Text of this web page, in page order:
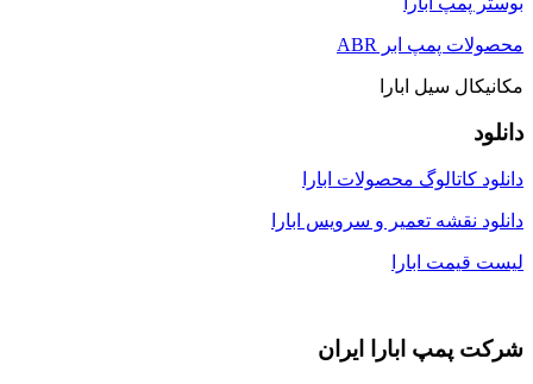
محصولات پمپ ابر ABR
مکانیکال سیل ابارا
دانلود
دانلود کاتالوگ محصولات ابارا
دانلود نقشه تعمیر و سرویس ابارا
لیست قیمت ابارا
شرکت پمپ ابارا ایران